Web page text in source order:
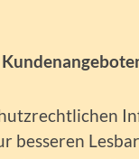
besseren